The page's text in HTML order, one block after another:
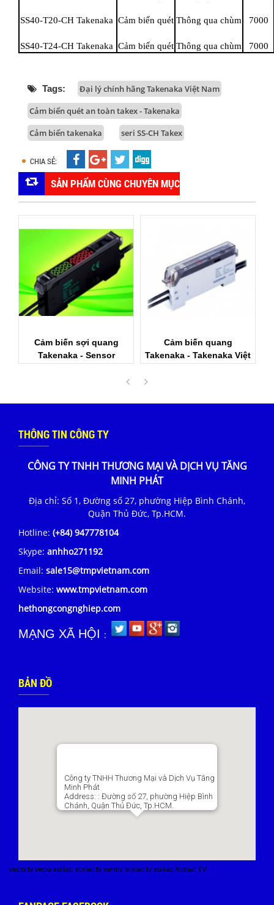
SS40-T20-CH Takenaka Cảm biến quét Thông qua chùm 7000
SS40-T24-CH Takenaka Cảm biến quét Thông qua chùm 7000
Tags:
Đại lý chính hãng Takenaka Việt Nam
Cảm biến quét an toàn takex - Takenaka
Cảm biến takenaka
seri SS-CH Takex
CHIA SẺ:
SẢN PHẨM CÙNG CHUYÊN MỤC
Cảm biến quang
Takenaka - Takenaka Việt
Cảm biến quang dòng
F71R - Takenaka -
THÔNG TIN CÔNG TY
CÔNG TY TNHH THƯƠNG MẠI VÀ DỊCH VỤ TĂNG
MINH PHÁT
Địa chỉ: Số 1, Đường số 27, phường Hiệp Bình Chánh,
Quận Thủ Đức, Tp.HCM.
Hotline: (+84) 947778104
Skype: anhho271192
Email: sale15@tmpvietnam.com
Website: www.tmpvietnam.com
hethongcongnghiep.com
MẠNG XÃ HỘI :
BẢN ĐỒ
Công ty TNHH Thương Mại và Dịch Vụ Tăng
Minh Phát
Address: : Đường số 27, phường Hiệp Bình
Chánh, Quận Thủ Đức, Tp.HCM.
vebo tv vebo xoilac xoilac tv xemtv xoilac tv xoilac Xoilac TV